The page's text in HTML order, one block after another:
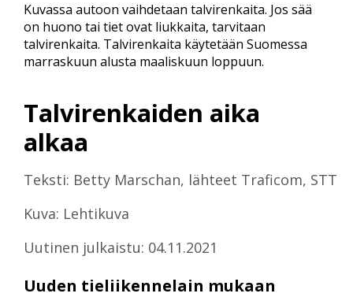
Talvirenkaiden aika
alkaa
Teksti: Betty Marschan, lähteet Traficom, STT
Kuva: Lehtikuva
Uutinen julkaistu: 04.11.2021
Uuden tieliikennelain mukaan
Kuvassa autoon vaihdetaan talvirenkaita. Jos sää
on huono tai tiet ovat liukkaita, tarvitaan
talvirenkaita. Talvirenkaita käytetään Suomessa
marraskuun alusta maaliskuun loppuun.